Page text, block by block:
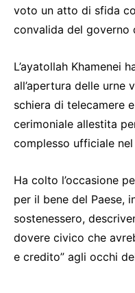
voto un atto di sfida
convalida del governo
L’ayatollah Khamenei
all’apertura delle urne
schiera di telecamere
cerimoniale allestita
complesso ufficiale
Ha colto l’occasione
per il bene del Paese,
sostenessero,
dovere civico che
e credito” agli occhi